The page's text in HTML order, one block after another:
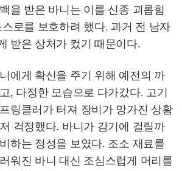
을 받은 바니는 이를 신종 괴롭힘
로를 보호하려 했다. 과거 전 남자
받은 상처가 컸기 때문이다.
에게 확신을 주기 위해 예전의 까
, 다정한 모습으로 다가갔다. 고기
링클러가 터져 장비가 망가진 상황
걱정했다. 바니가 감기에 걸릴까
하는 정성을 보였다. 조소 재료를
워진 바니 대신 조심스럽게 머리를